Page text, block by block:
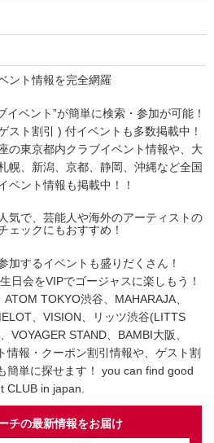
ント情報を完全網羅
イベント”が簡単に検索・参加が可能！
スト割引 ) 付イベントも多数掲載中！
の東京都内クラブイベント情報や、大
幌、新潟、京都、静岡、沖縄など全国
ベント情報も掲載中！！
気で、芸能人や海外のアーティストの
ェックにもおすすめ！
加するイベントも盛りだくさん！
日会をVIPでゴージャスに楽しもう！
TOKYO渋谷、MAHARAJA、
、VISION、リッツ渋谷(LITTS
VOYAGER STAND、BAMBI大阪、
情報・クーポン割引情報や、ゲスト割
簡単に探せます！ you can find good
CLUB in japan.
チの最新情報をお届け